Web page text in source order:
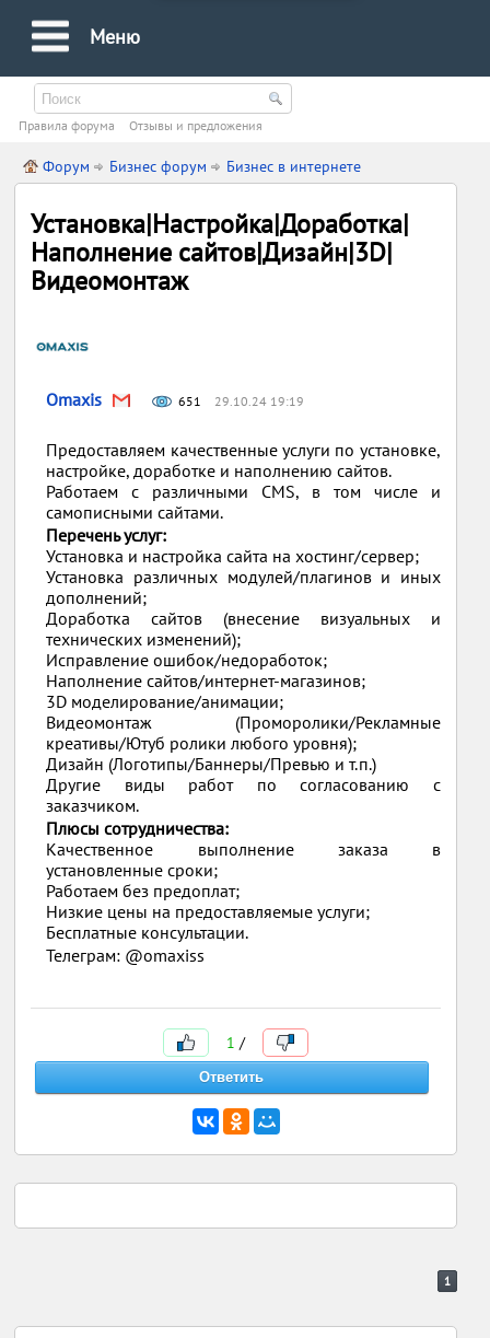
Меню
Правила форума Oтзывы и предложения
Форум Бизнес форум Бизнес в интернете
Установка|Настройка|Доработка|
Наполнение сайтов|Дизайн|3D|
Видеомонтаж
Omaxis 651 29.10.24 19:19
Предоставляем качественные услуги по установке,
настройке, доработке и наполнению сайтов.
Работаем с различными CMS, в том числе и
самописными сайтами.
Перечень услуг:
Установка и настройка сайта на хостинг/сервер;
Установка различных модулей/плагинов и иных
дополнений;
Доработка сайтов (внесение визуальных и
технических изменений);
Исправление ошибок/недоработок;
Наполнение сайтов/интернет-магазинов;
3D моделирование/анимации;
Видеомонтаж (Проморолики/Рекламные
креативы/Ютуб ролики любого уровня);
Дизайн (Логотипы/Баннеры/Превью и т.п.)
Другие виды работ по согласованию с
заказчиком.
Плюсы сотрудничества:
Качественное выполнение заказа в
установленные сроки;
Работаем без предоплат;
Низкие цены на предоставляемые услуги;
Бесплатные консультации.
Телеграм: @omaxiss
1 /
1